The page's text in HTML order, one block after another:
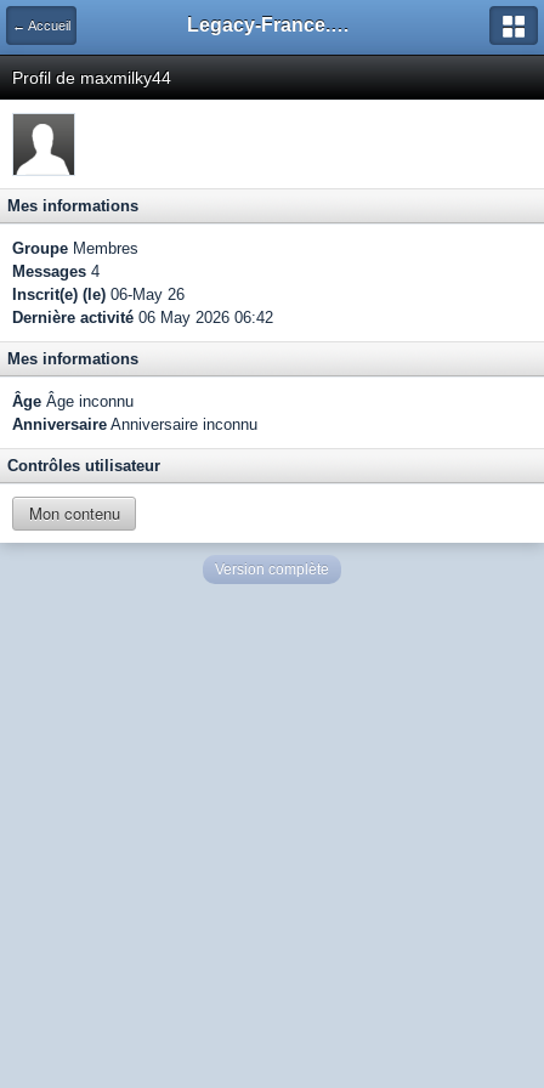
← Accueil Legacy-France.org - Forum
Profil de maxmilky44
Mes informations
Groupe Membres
Messages 4
Inscrit(e) (le) 06-May 26
Dernière activité 06 May 2026 06:42
Mes informations
Âge Âge inconnu
Anniversaire Anniversaire inconnu
Contrôles utilisateur
Mon contenu
Version complète